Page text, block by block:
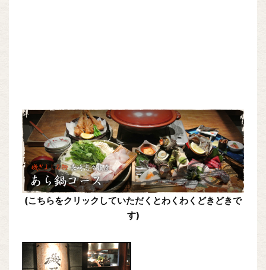
(こちらをクリックしていただくとわくわくどきどきで
す)